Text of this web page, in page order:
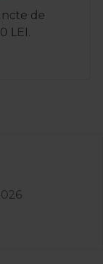
de
LEI.